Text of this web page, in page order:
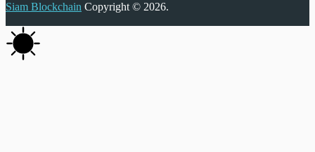
Siam Blockchain Copyright © 2026.